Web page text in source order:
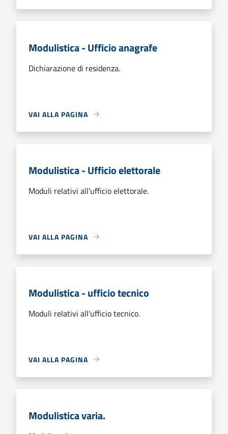
Modulistica - Ufficio anagrafe
Dichiarazione di residenza.
VAI ALLA PAGINA
Modulistica - Ufficio elettorale
Moduli relativi all'ufficio elettorale.
VAI ALLA PAGINA
Modulistica - ufficio tecnico
Moduli relativi all'ufficio tecnico.
VAI ALLA PAGINA
Modulistica varia.